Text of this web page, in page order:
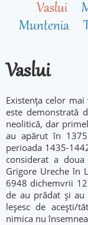
Vaslui
Muntenia
Vaslui
Existența celor
este demonstrată
neolitică, dar
au apărut în
perioada 1435-
considerat a
Grigore Ureche în
6948 dichemvrii
de au prădat și au
leșesc de acești/
nimica nu